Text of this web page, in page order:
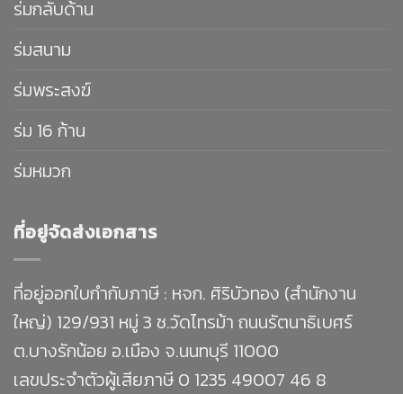
ร่มกลับด้าน
ร่มสนาม
ร่มพระสงฆ์
ร่ม 16 ก้าน
ร่มหมวก
ที่อยู่จัดส่งเอกสาร
ที่อยู่ออกใบกำกับภาษี : หจก. ศิริบัวทอง (สำนักงาน
ใหญ่) 129/931 หมู่ 3 ซ.วัดไทรม้า ถนนรัตนาธิเบศร์
ต.บางรักน้อย อ.เมือง จ.นนทบุรี 11000
เลขประจำตัวผู้เสียภาษี 0 1235 49007 46 8